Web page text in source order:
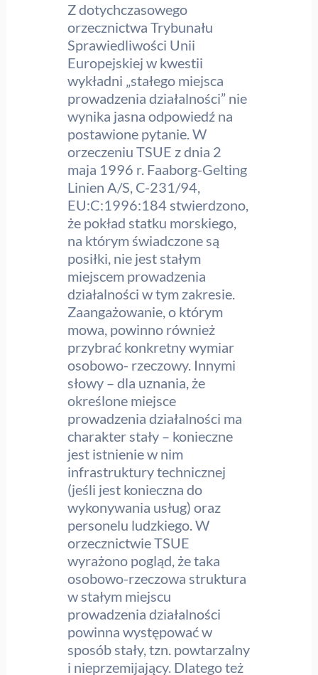
Z dotychczasowego
orzecznictwa Trybunału
Sprawiedliwości Unii
Europejskiej w kwestii
wykładni „stałego miejsca
prowadzenia działalności” nie
wynika jasna odpowiedź na
postawione pytanie. W
orzeczeniu TSUE z dnia 2
maja 1996 r. Faaborg-Gelting
Linien A/S, C-231/94,
EU:C:1996:184 stwierdzono,
że pokład statku morskiego,
na którym świadczone są
posiłki, nie jest stałym
miejscem prowadzenia
działalności w tym zakresie.
Zaangażowanie, o którym
mowa, powinno również
przybrać konkretny wymiar
osobowo- rzeczowy. Innymi
słowy – dla uznania, że
określone miejsce
prowadzenia działalności ma
charakter stały – konieczne
jest istnienie w nim
infrastruktury technicznej
(jeśli jest konieczna do
wykonywania usług) oraz
personelu ludzkiego. W
orzecznictwie TSUE
wyrażono pogląd, że taka
osobowo-rzeczowa struktura
w stałym miejscu
prowadzenia działalności
powinna występować w
sposób stały, tzn. powtarzalny
i nieprzemijający. Dlatego też